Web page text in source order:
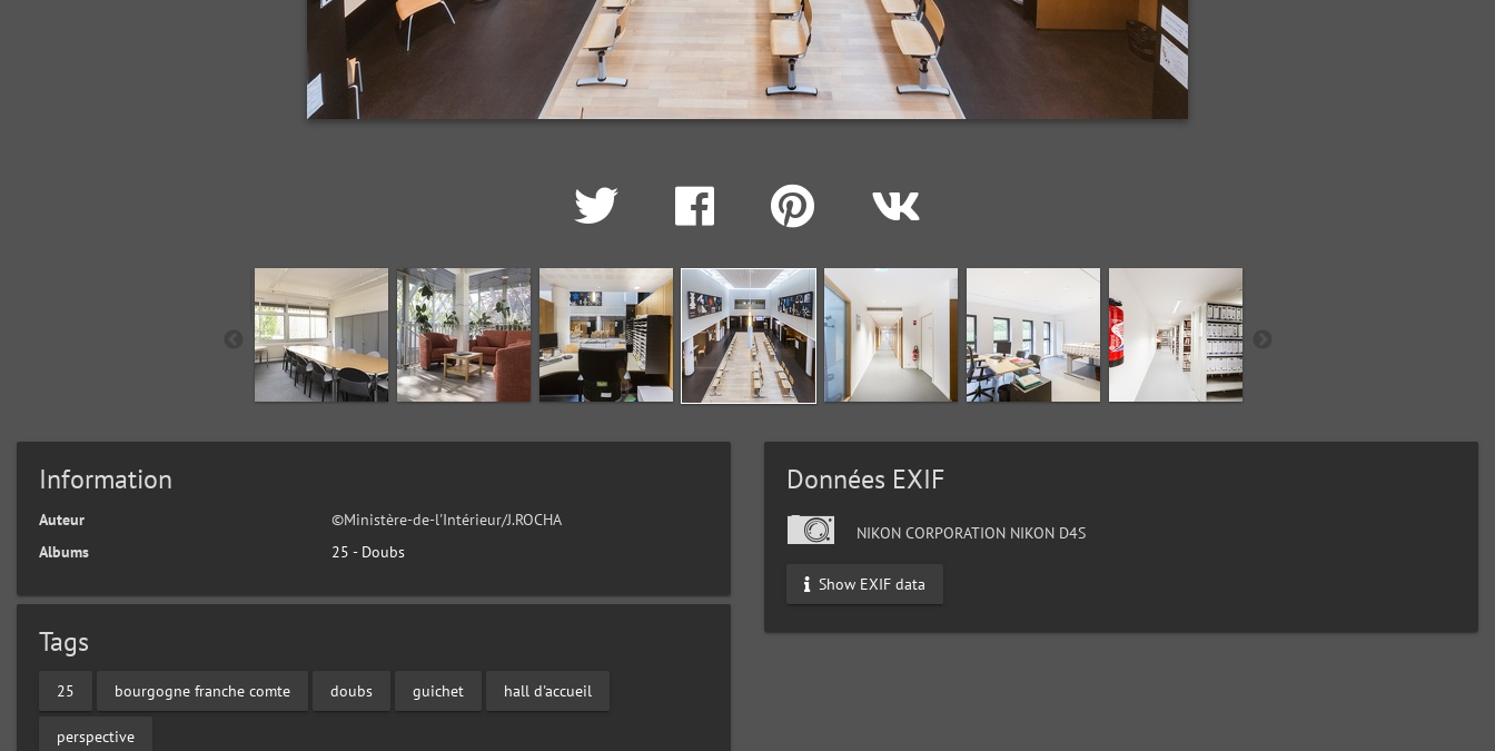
Information
Auteur
©Ministère-de-l'Intérieur/J.ROCHA
Albums
25 - Doubs
Tags
25 bourgogne franche comte doubs guichet hall d'accueil
perspective
Données EXIF
NIKON CORPORATION NIKON D4S
Show EXIF data